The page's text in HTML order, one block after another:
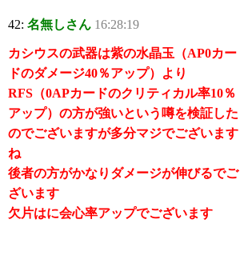
42:名無しさん 16:28:19
カシウスの武器は紫の水晶玉（AP0カー
ドのダメージ40％アップ）より
RFS（0APカードのクリティカル率10％
アップ）の方が強いという噂を検証した
のでございますが多分マジでございます
ね
後者の方がかなりダメージが伸びるでご
ざいます
欠片はに会心率アップでございます